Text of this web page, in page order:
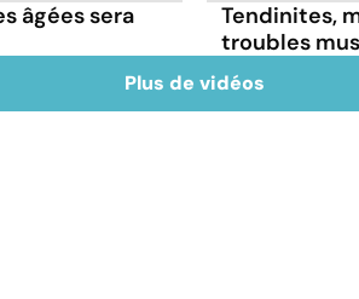
âgées sera
Tendinites,
troubles
Plus de vidéos